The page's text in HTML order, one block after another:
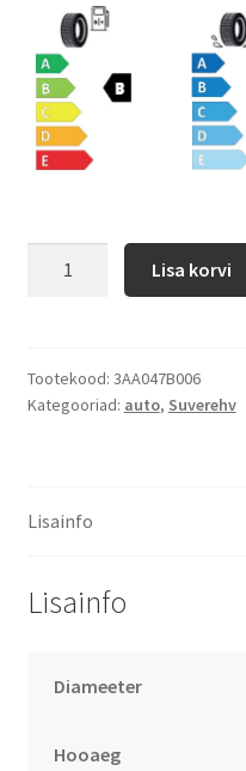
Lisa korvi
Tootekood: 3AA047B006
Kategooriad: auto, Suverehv
Lisainfo
Lisainfo
Diameeter
Hooaeg